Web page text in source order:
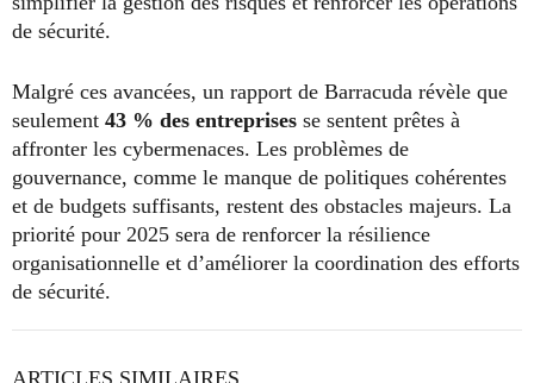
de sécurité.
Malgré ces avancées, un rapport de Barracuda révèle que
seulement 43 % des entreprises se sentent prêtes à
affronter les cybermenaces. Les problèmes de
gouvernance, comme le manque de politiques cohérentes
et de budgets suffisants, restent des obstacles majeurs. La
priorité pour 2025 sera de renforcer la résilience
organisationnelle et d’améliorer la coordination des efforts
de sécurité.
ARTICLES SIMILAIRES